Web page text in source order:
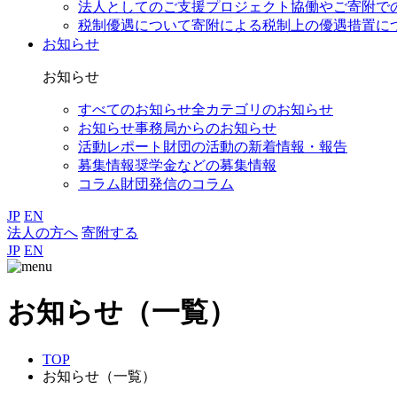
法人としてのご支援プロジェクト協働やご寄附で
税制優遇について寄附による税制上の優遇措置に
お知らせ
お知らせ
すべてのお知らせ全カテゴリのお知らせ
お知らせ事務局からのお知らせ
活動レポート 財団の活動の新着情報・報告
募集情報奨学金などの募集情報
コラム財団発信のコラム
JP EN
法人の方へ 寄附する
JP EN
お知らせ（一覧）
TOP
お知らせ（一覧）